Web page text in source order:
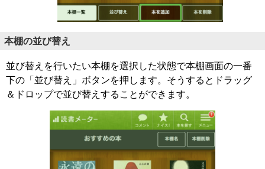
本棚の並び替え
並び替えを行いたい本棚を選択した状態で本棚画面の一番
下の「並び替え」ボタンを押します。そうするとドラッグ
＆ドロップで並び替えすることができます。